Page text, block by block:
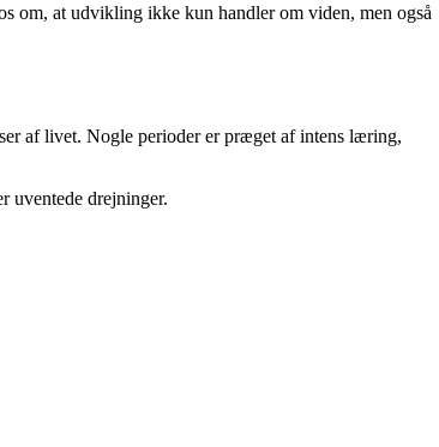
om, at udvikling ikke kun handler om viden, men også
af livet. Nogle perioder er præget af intens læring,
uventede drejninger.